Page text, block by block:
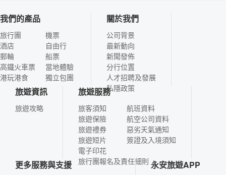
我們的產品
旅行團
酒店
郵輪
高鐵火車票
港玩港食
機票
自由行
船票
當地體驗
獨立包團
關於我們
公司背景
最新動向
新聞發佈
分行位置
人才招聘及發展
私隱政策
旅遊資訊
旅遊攻略
旅遊服務
旅客須知
旅遊保險
旅遊禮券
旅遊短片
電子印花
航班資料
航空公司資料
惡劣天氣通知
簽證及入境須知
旅行團報名及責任細則
更多服務與支援 永安旅遊APP